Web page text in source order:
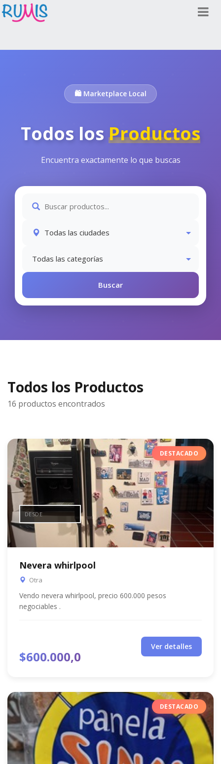
🛍️ Marketplace Local
Todos los Productos
Encuentra exactamente lo que buscas
Todos los Productos
16 productos encontrados
DESTACADO
Nevera whirlpool
Otra
Vendo nevera whirlpool, precio 600.000 pesos
negociables .
DESDE
$600.000,0
Ver detalles
DESTACADO